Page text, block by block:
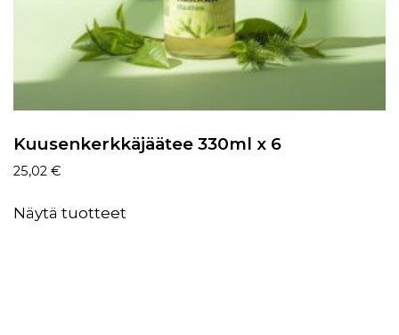
Kuusenkerkkäjäätee 330ml x 6
25,02 €
Näytä tuotteet